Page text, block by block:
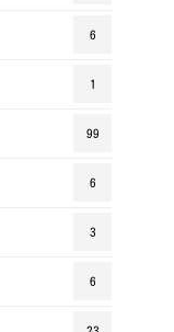
6
1
99
6
3
6